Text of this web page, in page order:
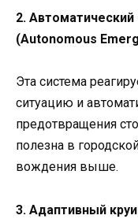
2.
(Autonomous
Эта система
ситуацию и
предотвращения
полезна в
вождения выше.
3. Адаптивный